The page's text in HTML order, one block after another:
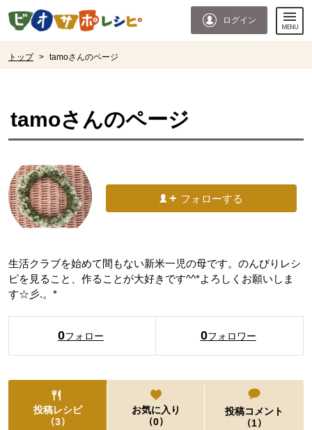
ページの先頭です。
ログイン
トップ > tamoさんのページ
tamoさんのページ
フォローする
生活クラブを始めて間もない新米一児の母です。のんびりレシ
ピを見ること、作ることが大好きです^^*よろしくお願いしま
す☆彡.。*
0フォロー 0フォロワー
投稿レシピ
（3）
お気に入り
（0）
投稿コメント
（1）